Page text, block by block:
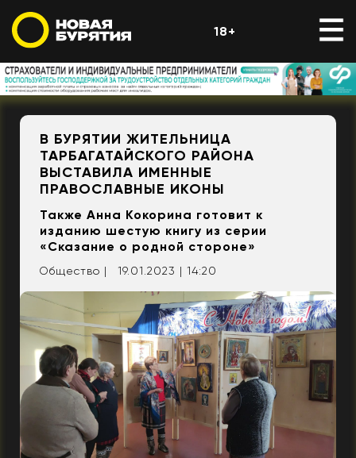
18+
В БУРЯТИИ ЖИТЕЛЬНИЦА
ТАРБАГАТАЙСКОГО РАЙОНА
ВЫСТАВИЛА ИМЕННЫЕ
ПРАВОСЛАВНЫЕ ИКОНЫ
Также Анна Кокорина готовит к
изданию шестую книгу из серии
«Сказание о родной стороне»
Общество | 19.01.2023 | 14:20